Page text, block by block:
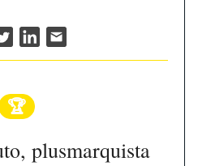
🏆
plusmarquista